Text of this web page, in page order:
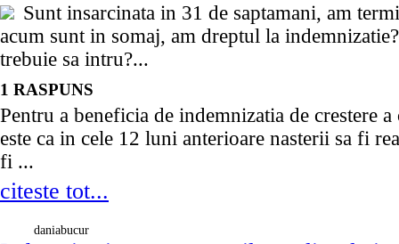
Sunt insarcinata in 31 de saptamani, am
acum sunt in somaj, am dreptul la
trebuie sa intru?...
1 RASPUNS
Pentru a beneficia de indemnizatia de crestere
este ca in cele 12 luni anterioare nasterii sa fi
fi ...
citeste tot...
daniabucur